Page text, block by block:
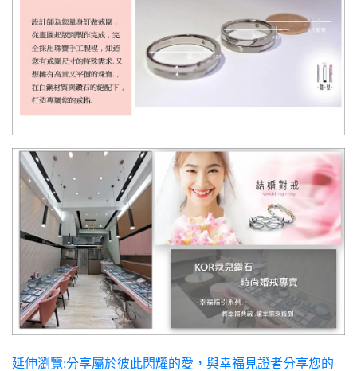
延伸瀏覽:分享屬於彼此閃耀的愛，與幸福見證者分享您的